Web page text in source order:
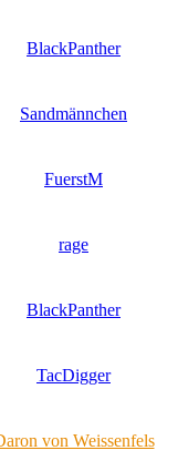
BlackPanther
Sandmännchen
FuerstM
rage
BlackPanther
TacDigger
von Weissenfels